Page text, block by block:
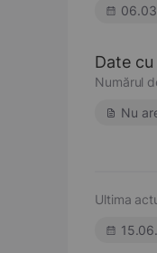
Date
Numărul
Nu
Ultima